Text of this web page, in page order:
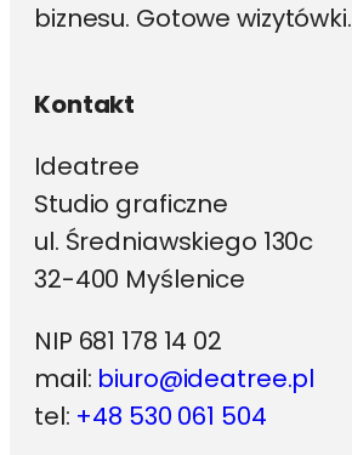
biznesu. Gotowe wizytówki.
Kontakt
Ideatree
Studio graficzne
ul. Średniawskiego 130c
32-400 Myślenice
NIP 681 178 14 02
mail: biuro@ideatree.pl
tel: +48 530 061 504